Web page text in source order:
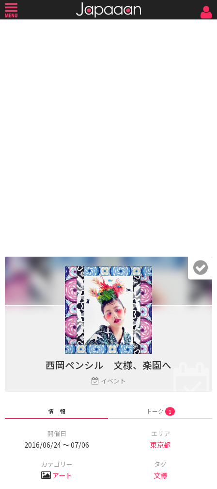
西岡ペンシル 文様、楽園へ
イベント
情 報 トーク 1
開催日
2016/06/24 〜 07/06
エリア
東京都
カテゴリー
アート
タグ
文様